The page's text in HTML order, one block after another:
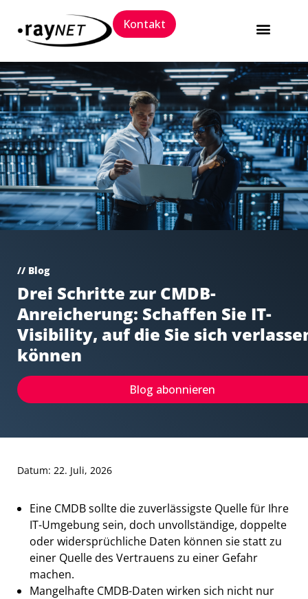
Kontakt
// Blog
Drei Schritte zur CMDB-
Anreicherung: Schaffen Sie IT-
Visibility, auf die Sie sich
können
Blog abonnieren
Datum: 22. Juli, 2026
Eine CMDB sollte die zuverlässigste Quelle für Ihre
IT-Umgebung sein, doch unvollständige, doppelte
oder widersprüchliche Daten können sie statt zu
einer Quelle des Vertrauens zu einer Gefahr
machen.
Mangelhafte CMDB-Daten wirken sich nicht nur